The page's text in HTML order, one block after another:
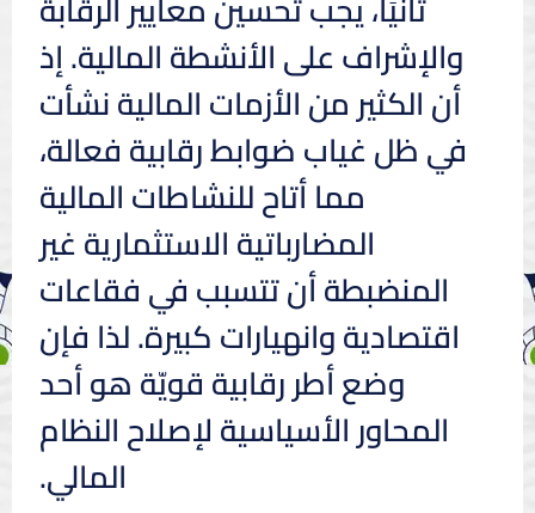
والإشراف على الأنشطة المالية. إذ
أن الكثير من الأزمات المالية نشأت
في ظل غياب ضوابط رقابية فعالة،
مما أتاح للنشاطات المالية
المضارباتية الاستثمارية غير
المنضبطة أن تتسبب في فقاعات
اقتصادية وانهيارات كبيرة. لذا فإن
وضع أطر رقابية قويّة هو أحد
المحاور الأسياسية لإصلاح النظام
المالي.